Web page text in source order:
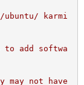
ubuntu/ karmi
to add softwa
not have